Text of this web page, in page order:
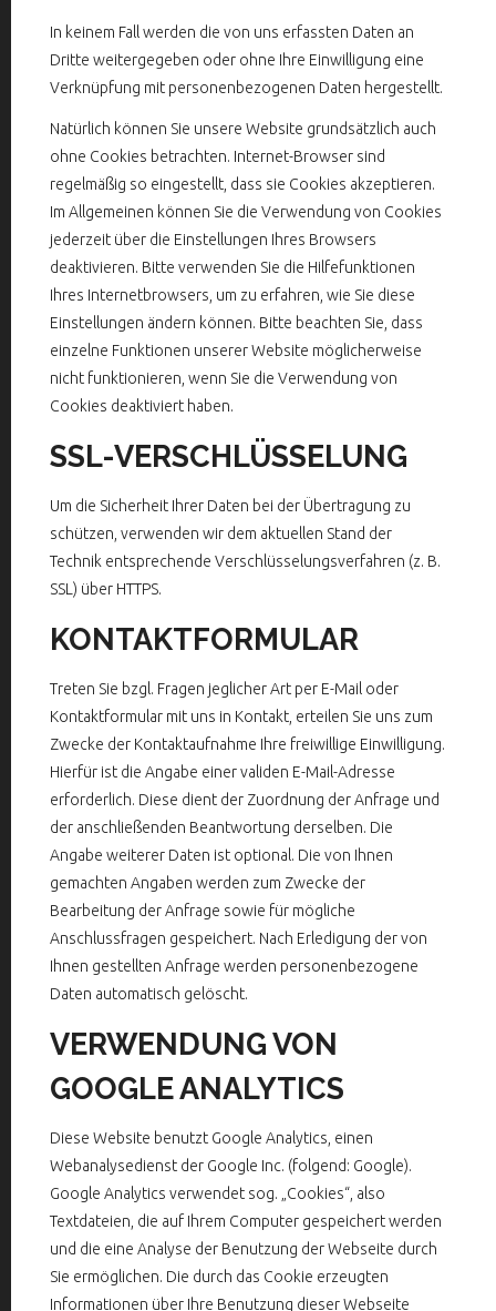
In keinem Fall werden die von uns erfassten Daten an
Dritte weitergegeben oder ohne Ihre Einwilligung eine
Verknüpfung mit personenbezogenen Daten hergestellt.
Natürlich können Sie unsere Website grundsätzlich auch
ohne Cookies betrachten. Internet-Browser sind
regelmäßig so eingestellt, dass sie Cookies akzeptieren.
Im Allgemeinen können Sie die Verwendung von Cookies
jederzeit über die Einstellungen Ihres Browsers
deaktivieren. Bitte verwenden Sie die Hilfefunktionen
Ihres Internetbrowsers, um zu erfahren, wie Sie diese
Einstellungen ändern können. Bitte beachten Sie, dass
einzelne Funktionen unserer Website möglicherweise
nicht funktionieren, wenn Sie die Verwendung von
Cookies deaktiviert haben.
SSL-VERSCHLÜSSELUNG
Um die Sicherheit Ihrer Daten bei der Übertragung zu
schützen, verwenden wir dem aktuellen Stand der
Technik entsprechende Verschlüsselungsverfahren (z. B.
SSL) über HTTPS.
KONTAKTFORMULAR
Treten Sie bzgl. Fragen jeglicher Art per E-Mail oder
Kontaktformular mit uns in Kontakt, erteilen Sie uns zum
Zwecke der Kontaktaufnahme Ihre freiwillige Einwilligung.
Hierfür ist die Angabe einer validen E-Mail-Adresse
erforderlich. Diese dient der Zuordnung der Anfrage und
der anschließenden Beantwortung derselben. Die
Angabe weiterer Daten ist optional. Die von Ihnen
gemachten Angaben werden zum Zwecke der
Bearbeitung der Anfrage sowie für mögliche
Anschlussfragen gespeichert. Nach Erledigung der von
Ihnen gestellten Anfrage werden personenbezogene
Daten automatisch gelöscht.
VERWENDUNG VON
GOOGLE ANALYTICS
Diese Website benutzt Google Analytics, einen
Webanalysedienst der Google Inc. (folgend: Google).
Google Analytics verwendet sog. „Cookies“, also
Textdateien, die auf Ihrem Computer gespeichert werden
und die eine Analyse der Benutzung der Webseite durch
Sie ermöglichen. Die durch das Cookie erzeugten
Informationen über Ihre Benutzung dieser Webseite